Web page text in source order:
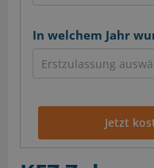
In welchem Jahr
Jetzt